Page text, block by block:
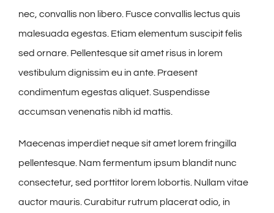
nec, convallis non libero. Fusce convallis lectus quis
malesuada egestas. Etiam elementum suscipit felis
sed ornare. Pellentesque sit amet risus in lorem
vestibulum dignissim eu in ante. Praesent
condimentum egestas aliquet. Suspendisse
accumsan venenatis nibh id mattis.
Maecenas imperdiet neque sit amet lorem fringilla
pellentesque. Nam fermentum ipsum blandit nunc
consectetur, sed porttitor lorem lobortis. Nullam vitae
auctor mauris. Curabitur rutrum placerat odio, in